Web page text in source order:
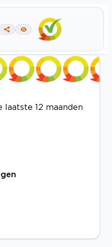
laatste 12 maanden